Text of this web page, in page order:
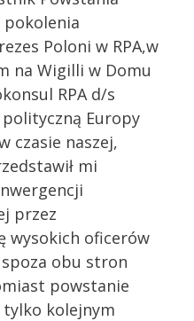
pokolenia
Poloni w RPA,w
na Wigilli w Domu
RPA d/s
Europy
czasie naszej,
mi
przez
wysokich oficerów
obu stron
powstanie
tylko kolejnym